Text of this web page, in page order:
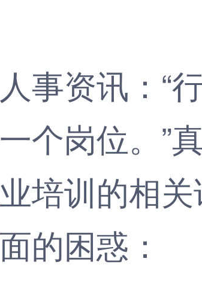
人事资讯 ：“
个岗位。”
培训的相
的困惑：